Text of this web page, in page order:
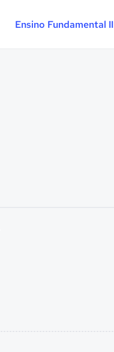
Ensino Fundamental II